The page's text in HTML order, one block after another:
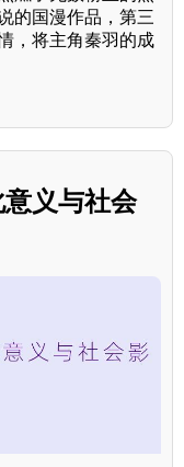
的国漫作品，第三
，将主角秦羽的成
义与社会